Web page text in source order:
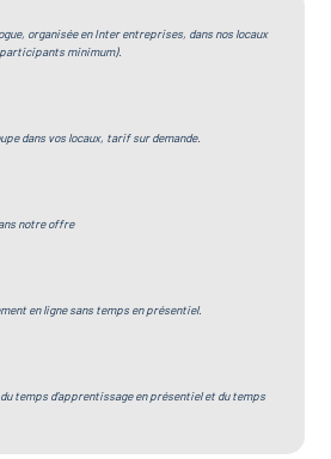
organisée en Inter entreprises, dans nos locaux
minimum).
dans vos locaux, tarif sur demande.
notre offre
en ligne sans temps en présentiel.
temps d’apprentissage en présentiel et du temps